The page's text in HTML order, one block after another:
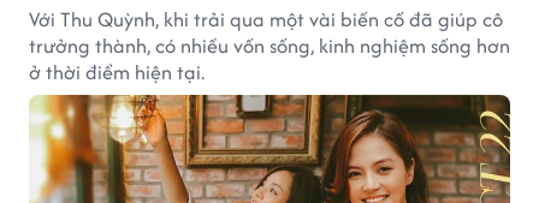
Với Thu Quỳnh, khi trải qua một vài biến cố đã giúp cô
trưởng thành, có nhiều vốn sống, kinh nghiệm sống hơn
ở thời điểm hiện tại.